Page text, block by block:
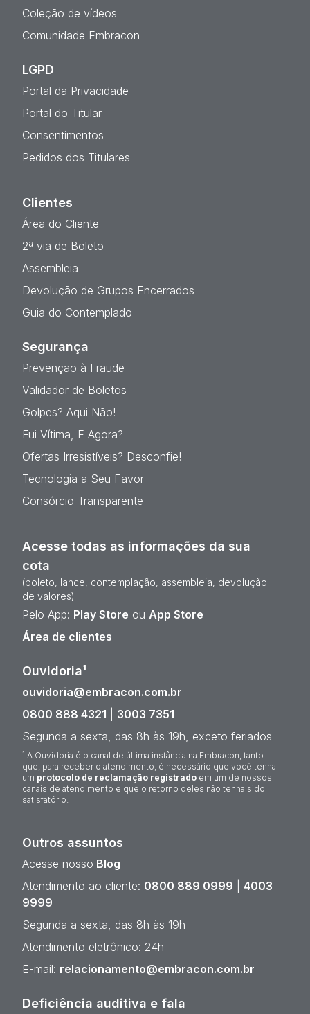
Coleção de vídeos
Comunidade Embracon
LGPD
Portal da Privacidade
Portal do Titular
Consentimentos
Pedidos dos Titulares
Clientes
Área do Cliente
2ª via de Boleto
Assembleia
Devolução de Grupos Encerrados
Guia do Contemplado
Segurança
Prevenção à Fraude
Validador de Boletos
Golpes? Aqui Não!
Fui Vítima, E Agora?
Ofertas Irresistíveis? Desconfie!
Tecnologia a Seu Favor
Consórcio Transparente
Acesse todas as informações da sua
cota
(boleto, lance, contemplação, assembleia, devolução
de valores)
Pelo App: Play Store ou App Store
Área de clientes
Ouvidoria¹
ouvidoria@embracon.com.br
0800 888 4321
3003 7351
Segunda a sexta, das 8h às 19h, exceto feriados
¹ A Ouvidoria é o canal de última instância na Embracon, tanto
que, para receber o atendimento, é necessário que você tenha
um protocolo de reclamação registrado em um de nossos
canais de atendimento e que o retorno deles não tenha sido
satisfatório.
Outros assuntos
Acesse nosso Blog
Atendimento ao cliente: 0800 889 0999
4003
9999
Segunda a sexta, das 8h às 19h
Atendimento eletrônico: 24h
E-mail: relacionamento@embracon.com.br
Deficiência auditiva e fala